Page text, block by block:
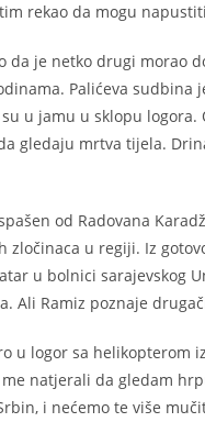
rekao da mogu
da je netko drugi morao
Palićeva
u jamu u sklopu
gledaju mrtva tijela.
od Radovana
u regiji. Iz
u bolnici sarajevskog
Ali Ramiz poznaje
u logor sa helikopterom
natjerali da gledam
i nećemo te više